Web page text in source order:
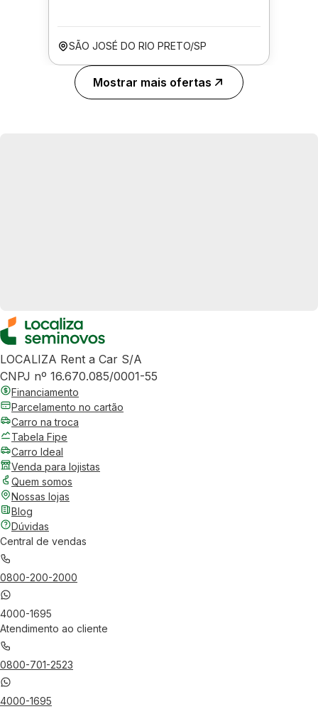
SÃO JOSÉ DO RIO PRETO/SP
Mostrar mais ofertas
LOCALIZA Rent a Car S/A
CNPJ nº 16.670.085/0001-55
Financiamento
Parcelamento no cartão
Carro na troca
Tabela Fipe
Carro Ideal
Venda para lojistas
Quem somos
Nossas lojas
Blog
Dúvidas
Central de vendas
0800-200-2000
4000-1695
Atendimento ao cliente
0800-701-2523
4000-1695